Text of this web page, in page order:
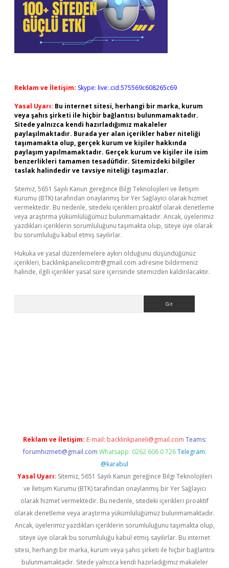
Reklam ve İletişim: Skype: live:.cid.575569c608265c69
Yasal Uyarı: Bu internet sitesi, herhangi bir marka, kurum
veya şahıs şirketi ile hiçbir bağlantısı bulunmamaktadır.
Sitede yalnızca kendi hazırladığımız makaleler
paylaşılmaktadır. Burada yer alan içerikler haber niteliği
taşımamakta olup, gerçek kurum ve kişiler hakkında
paylaşım yapılmamaktadır. Gerçek kurum ve kişiler ile isim
benzerlikleri tamamen tesadüfidir. Sitemizdeki bilgiler
taslak halindedir ve tavsiye niteliği taşımazlar.
Sitemiz, 5651 Sayılı Kanun gereğince Bilgi Teknolojileri ve İletişim
Kurumu (BTK) tarafından onaylanmış bir Yer Sağlayıcı olarak hizmet
vermektedir. Bu nedenle, sitedeki içerikleri proaktif olarak denetleme
veya araştırma yükümlülüğümüz bulunmamaktadır. Ancak, üyelerimiz
yazdıkları içeriklerin sorumluluğunu taşımakta olup, siteye üye olarak
bu sorumluluğu kabul etmiş sayılırlar.
Hukuka ve yasal düzenlemelere aykırı olduğunu düşündüğünüz
içerikleri, backlinkpanelicomtr@gmail.com adresine bildirmeniz
halinde, ilgili içerikler yasal süre içerisinde sitemizden kaldırılacaktır.
Reklam ve İletişim: E-mail: backlinkpaneli@gmail.com Teams:
forumhizmeti@gmail.com Whatsapp: 0262 606 0 726 Telegram:
@karabul
Yasal Uyarı: Sitemiz, 5651 Sayılı Kanun gereğince Bilgi Teknolojileri
ve İletişim Kurumu (BTK) tarafından onaylanmış bir Yer Sağlayıcı
olarak hizmet vermektedir. Bu nedenle, sitedeki içerikleri proaktif
olarak denetleme veya araştırma yükümlülüğümüz bulunmamaktadır.
Ancak, üyelerimiz yazdıkları içeriklerin sorumluluğunu taşımakta olup,
siteye üye olarak bu sorumluluğu kabul etmiş sayılırlar. Bu internet
sitesi, herhangi bir marka, kurum veya şahıs şirketi ile hiçbir bağlantısı
bulunmamaktadır. Sitede yalnızca kendi hazırladığımız makaleler